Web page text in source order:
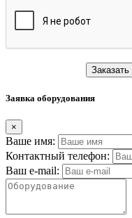
Заявка оборудования
×
Ваше имя:
Контактный телефон:
Ваш e-mail: